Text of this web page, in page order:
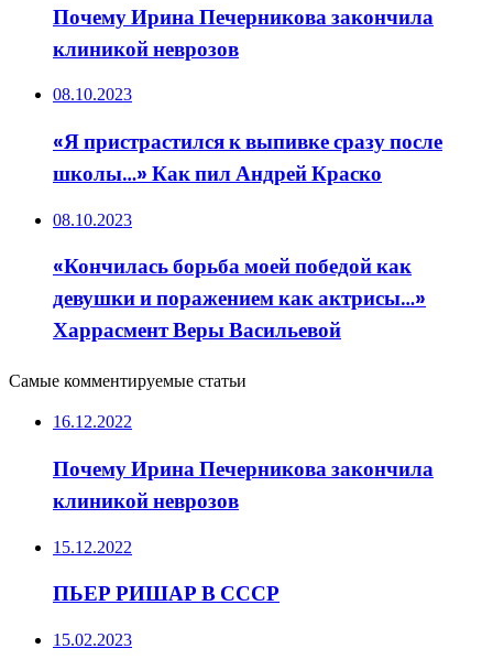
Почему Ирина Печерникова закончила
клиникой неврозов
08.10.2023
«Я пристрастился к выпивке сразу после
школы…» Как пил Андрей Краско
08.10.2023
«Кончилась борьба моей победой как
девушки и поражением как актрисы…»
Харрасмент Веры Васильевой
Самые комментируемые статьи
16.12.2022
Почему Ирина Печерникова закончила
клиникой неврозов
15.12.2022
ПЬЕР РИШАР В СССР
15.02.2023